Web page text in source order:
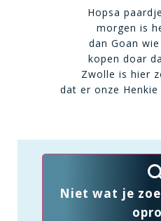
Hopsa
morgen is
dan Goan
kopen doar
Zwolle is hier
dat er onze
Niet wat je